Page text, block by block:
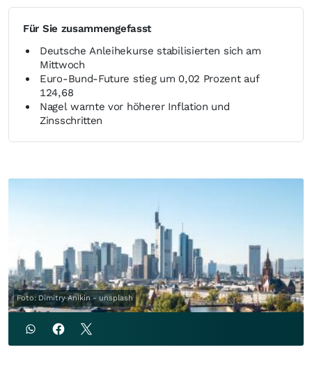
Für Sie zusammengefasst
Deutsche Anleihekurse stabilisierten sich am
Mittwoch
Euro-Bund-Future stieg um 0,02 Prozent auf
124,68
Nagel warnte vor höherer Inflation und
Zinsschritten
Foto: Dimitry Anikin - unsplash